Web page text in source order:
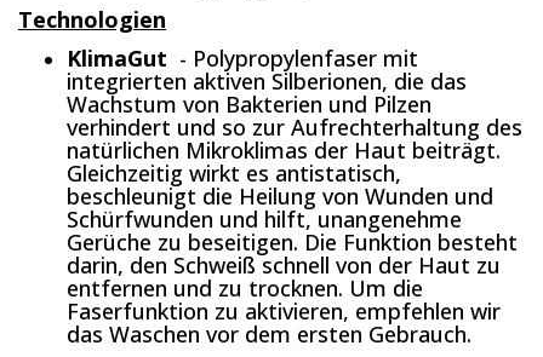
Technologien
KlimaGut - Polypropylenfaser mit
integrierten aktiven Silberionen, die das
Wachstum von Bakterien und Pilzen
verhindert und so zur Aufrechterhaltung des
natürlichen Mikroklimas der Haut beiträgt.
Gleichzeitig wirkt es antistatisch,
beschleunigt die Heilung von Wunden und
Schürfwunden und hilft, unangenehme
Gerüche zu beseitigen. Die Funktion besteht
darin, den Schweiß schnell von der Haut zu
entfernen und zu trocknen. Um die
Faserfunktion zu aktivieren, empfehlen wir
das Waschen vor dem ersten Gebrauch.